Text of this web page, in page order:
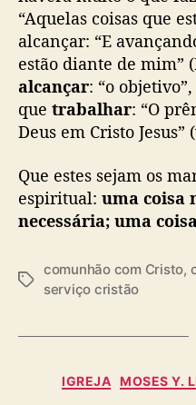
“Aquelas coisas que
alcançar: “E
estão diante de mim”
alcançar: “o
que trabalhar: “O
Deus em Cristo Jesus”
Que estes sejam os
espiritual: uma coisa
necessária; uma
T
s
comunhão com Cristo,
serviço cristão
IGREJA MOSES Y.